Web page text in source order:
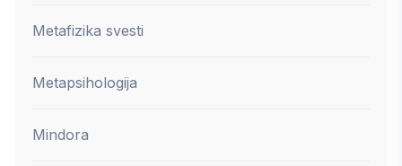
Metafizika svesti
Metapsihologija
Mindora